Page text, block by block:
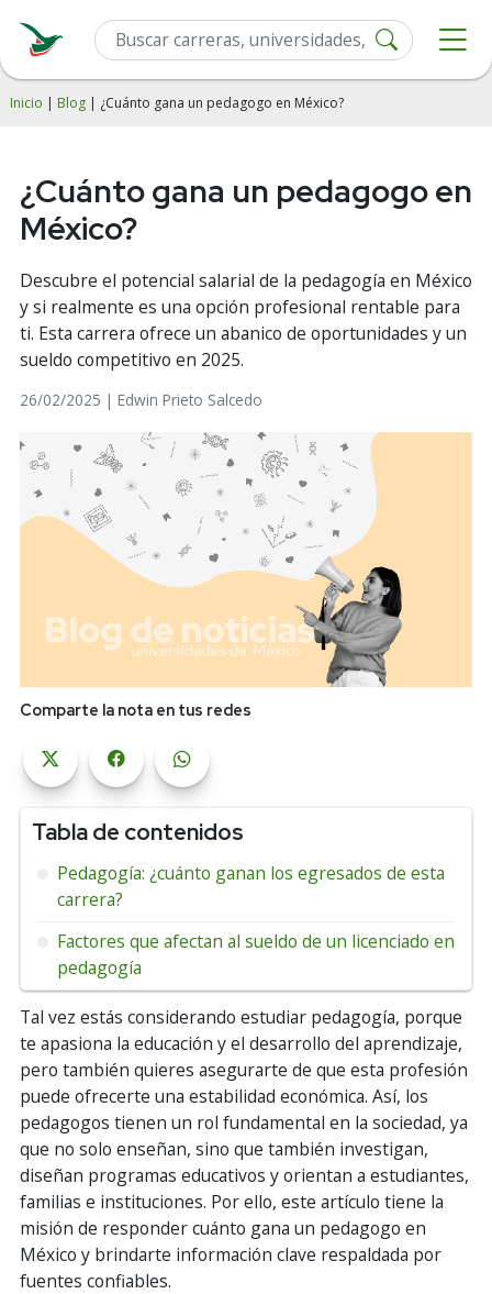
Inicio | Blog | ¿Cuánto gana un pedagogo en México?
¿Cuánto gana un pedagogo en
México?
Descubre el potencial salarial de la pedagogía en México
y si realmente es una opción profesional rentable para
ti. Esta carrera ofrece un abanico de oportunidades y un
sueldo competitivo en 2025.
26/02/2025 | Edwin Prieto Salcedo
Comparte la nota en tus redes
Tabla de contenidos
Pedagogía: ¿cuánto ganan los egresados de esta
carrera?
Factores que afectan al sueldo de un licenciado en
pedagogía
Tal vez estás considerando estudiar pedagogía, porque
te apasiona la educación y el desarrollo del aprendizaje,
pero también quieres asegurarte de que esta profesión
puede ofrecerte una estabilidad económica. Así, los
pedagogos tienen un rol fundamental en la sociedad, ya
que no solo enseñan, sino que también investigan,
diseñan programas educativos y orientan a estudiantes,
familias e instituciones. Por ello, este artículo tiene la
misión de responder cuánto gana un pedagogo en
México y brindarte información clave respaldada por
fuentes confiables.